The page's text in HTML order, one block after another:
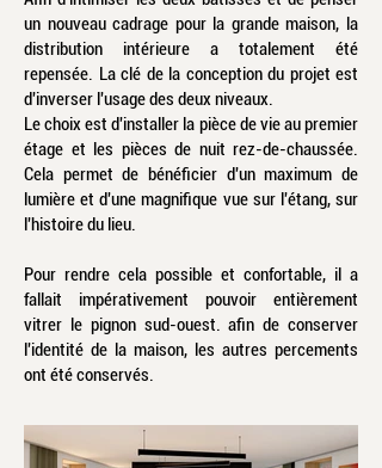
un nouveau cadrage pour la grande maison, la
distribution intérieure a totalement été
repensée. La clé de la conception du projet est
d'inverser l'usage des deux niveaux.
Le choix est d'installer la pièce de vie au premier
étage et les pièces de nuit rez-de-chaussée.
Cela permet de bénéficier d'un maximum de
lumière et d'une magnifique vue sur l'étang, sur
l'histoire du lieu.
Pour rendre cela possible et confortable, il a
fallait impérativement pouvoir entièrement
vitrer le pignon sud-ouest. afin de conserver
l'identité de la maison, les autres percements
ont été conservés.